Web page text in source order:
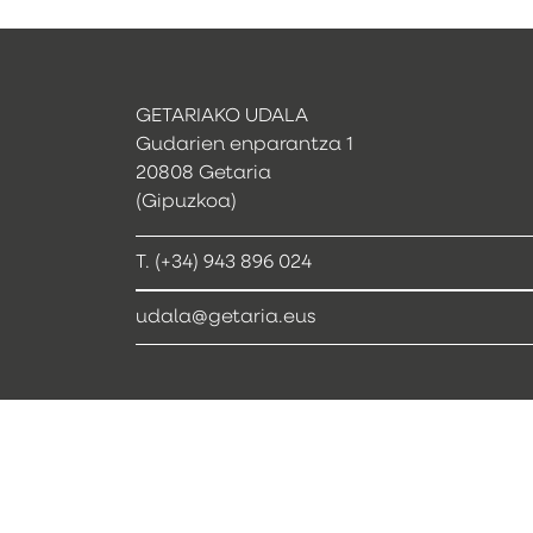
GETARIAKO UDALA
Gudarien enparantza 1
20808 Getaria
(Gipuzkoa)
T. (+34) 943 896 024
udala@getaria.eus